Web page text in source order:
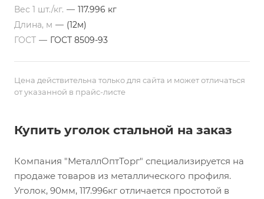
Вес 1 шт./кг. — 117.996 кг
Длина, м — (12м)
ГОСТ — ГОСТ 8509-93
Цена действительна только для сайта и может отличаться
от указанной в прайс-листе
Купить уголок стальной на заказ
Компания "МеталлОптТорг" специализируется на
продаже товаров из металлического профиля.
Уголок, 90мм, 117.996кг отличается простотой в